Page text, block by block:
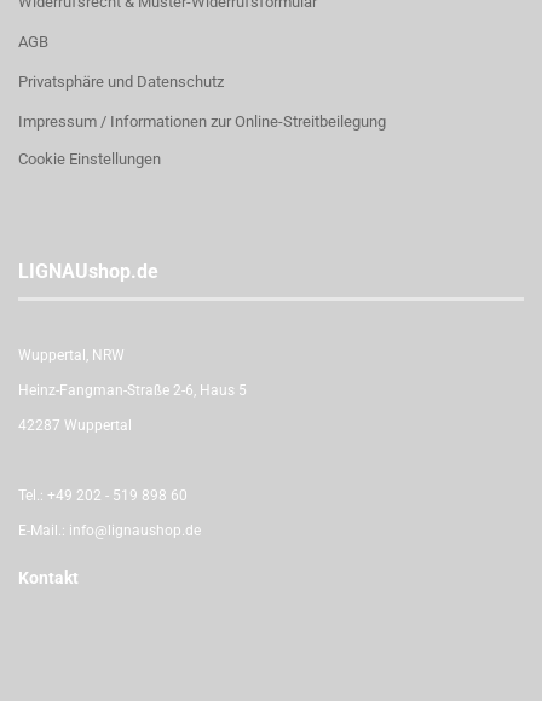
AGB
Privatsphäre und Datenschutz
Impressum / Informationen zur Online-Streitbeilegung
Cookie Einstellungen
LIGNAUshop.de
Wuppertal, NRW
Heinz-Fangman-Straße 2-6, Haus 5
42287 Wuppertal
Tel.: +49 202 - 519 898 60
E-Mail.: info@lignaushop.de
Kontakt